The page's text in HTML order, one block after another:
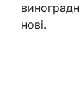
нові.